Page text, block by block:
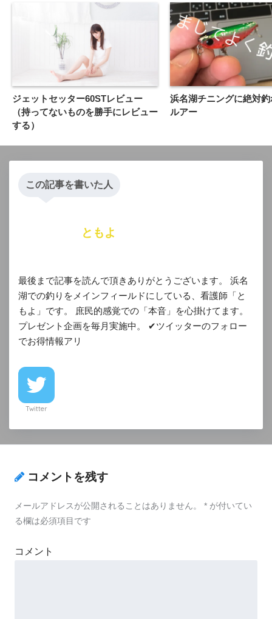
ジェットセッター60STレビュー
（持ってないものを勝手にレビュー
する）
浜名湖チニングに絶対
ルアー
この記事を書いた人
ともよ
最後まで記事を読んで頂きありがとうございます。 浜名
湖での釣りをメインフィールドにしている、看護師「と
もよ」です。 庶民的感覚での「本音」を心掛けてます。
プレゼント企画を毎月実施中。 ✔︎ツイッターのフォロー
でお得情報アリ
Twitter
コメントを残す
メールアドレスが公開されることはありません。 * が付いてい
る欄は必須項目です
コメント